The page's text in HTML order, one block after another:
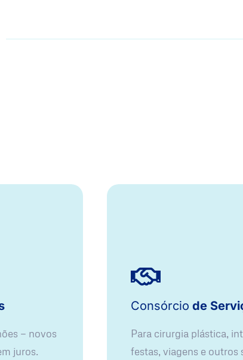
— novos
juros.
Consórcio de
Para cirurgia plástica,
festas, viagens e outros